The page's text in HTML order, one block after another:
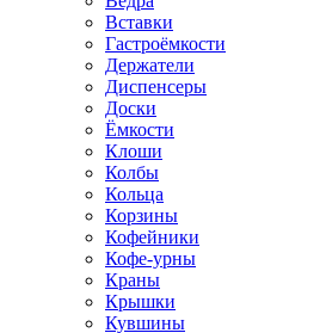
Вставки
Гастроёмкости
Держатели
Диспенсеры
Доски
Ёмкости
Клоши
Колбы
Кольца
Корзины
Кофейники
Кофе-урны
Краны
Крышки
Кувшины